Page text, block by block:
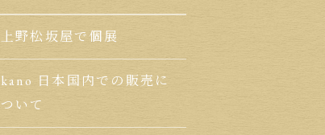
上野松坂屋で個展
kano 日本国内での販売に
ついて